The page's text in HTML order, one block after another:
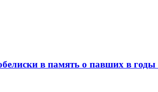
в память о павших в